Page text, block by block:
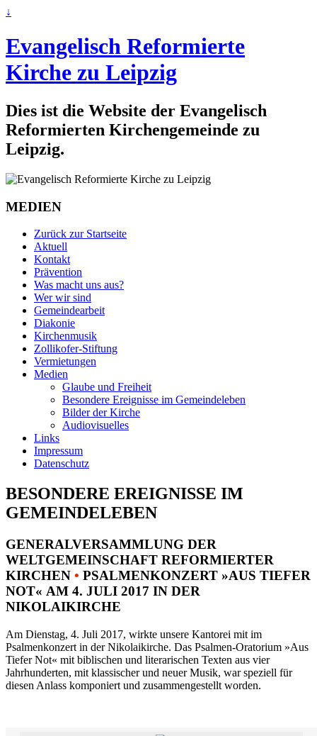
↓
Evangelisch Reformierte
Kirche zu Leipzig
Dies ist die Website der Evangelisch
Reformierten Kirchengemeinde zu
Leipzig.
MEDIEN
Zurück zur Startseite
Aktuell
Kontakt
Prävention
Was macht uns aus?
Wer wir sind
Gemeindearbeit
Diakonie
Kirchenmusik
Zollikofer-Stiftung
Vermietungen
Medien
Glaube und Freiheit
Besondere Ereignisse im Gemeindeleben
Bilder der Kirche
Audiovisuelles
Links
Impressum
Datenschutz
BESONDERE EREIGNISSE IM
GEMEINDELEBEN
GENERALVERSAMMLUNG DER
WELTGEMEINSCHAFT REFORMIERTER
KIRCHEN • PSALMENKONZERT »AUS TIEFER
NOT« AM 4. JULI 2017 IN DER
NIKOLAIKIRCHE
Am Dienstag, 4. Juli 2017, wirkte unsere Kantorei mit im
Psalmenkonzert in der Nikolaikirche. Das Psalmen-Oratorium »Aus
Tiefer Not« mit biblischen und literarischen Texten aus vier
Jahrhunderten, mit klassischer und neuer Musik, war speziell für
diesen Anlass komponiert und zusammengestellt worden.